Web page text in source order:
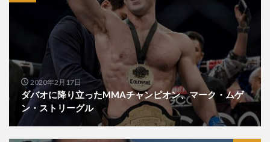
2020年2月17日
ダバオに降り立ったMMAチャンピオン、マーク・ムゲ
ン・ストリーグル